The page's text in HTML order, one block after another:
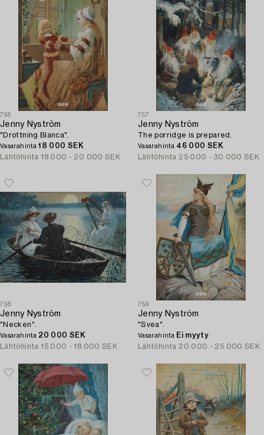
756
Jenny Nyström
"Drottning Blanca".
Vasarahinta18 000 SEK
Lähtöhinta 18 000 - 20 000 SEK
757
Jenny Nyström
The porridge is prepared.
Vasarahinta 46 000 SEK
Lähtöhinta 25 000 - 30 000 SEK
758
Jenny Nyström
"Necken".
Vasarahinta 20 000 SEK
Lähtöhinta 15 000 - 18 000 SEK
759
Jenny Nyström
"Svea".
Vasarahinta Ei myyty
Lähtöhinta 20 000 - 25 000 SEK